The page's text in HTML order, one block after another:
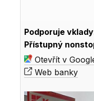
Podporuje
Přístupný
Otevřít v
Web banky